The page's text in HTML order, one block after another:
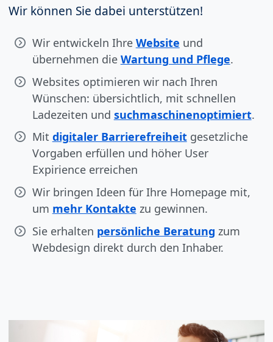
Wir können Sie dabei unterstützen!
Wir entwickeln Ihre Website und
übernehmen die Wartung und Pflege.
Websites optimieren wir nach Ihren
Wünschen: übersichtlich, mit schnellen
Ladezeiten und suchmaschinenoptimiert.
Mit digitaler Barrierefreiheitgesetzliche
Vorgaben erfüllen und höher User
Expirience erreichen
Wir bringen Ideen für Ihre Homepage mit,
um mehr Kontakte zu gewinnen.
Sie erhalten persönliche Beratung zum
Webdesign direkt durch den Inhaber.